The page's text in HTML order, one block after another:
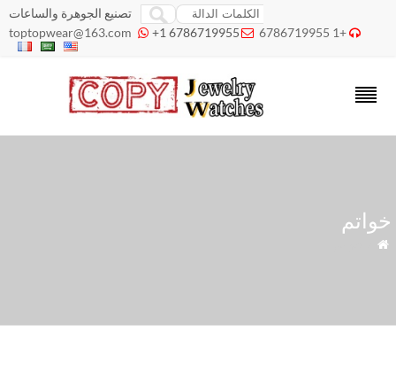
تصنيع الجوهرة والساعات

+1 6786719955

toptopwear@163.com  +1 6786719955
» خواتم